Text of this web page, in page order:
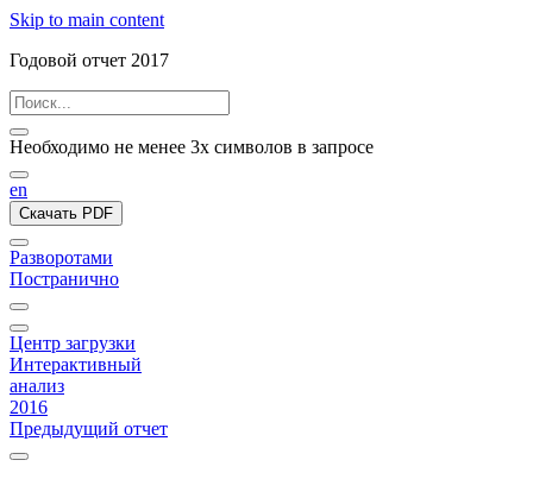
Skip to main content
Годовой отчет 2017
Необходимо не менее 3х символов в запросе
en
Скачать PDF
Разворотами
Постранично
Центр загрузки
Интерактивный
анализ
2016
Предыдущий отчет